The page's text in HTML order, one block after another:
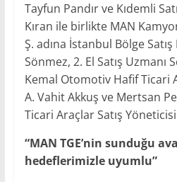
Tayfun Pandır ve Kıdemli
Kıran ile birlikte MAN
Ş. adına İstanbul Bölge
Sönmez, 2. El Satış Uzmanı
Kemal Otomotiv Hafif Ticari
A. Vahit Akkuş ve Mertsan
Ticari Araçlar Satış
“MAN TGE’nin sunduğu
hedeflerimizle uyumlu”